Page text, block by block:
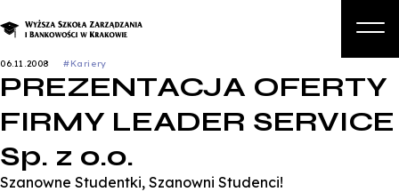
O nas
Studia
06.11.2008 #Kariery
PREZENTACJA OFERTY
FIRMY LEADER SERVICE
Sp. z o.o.
Szanowne Studentki, Szanowni Studenci!